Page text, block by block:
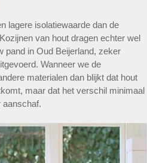
lagere isolatiewaarde dan de
van hout dragen echter wel
pand in Oud Beijerland, zeker
Wanneer we de
materialen dan blijkt dat hout
maar dat het verschil minimaal
aanschaf.